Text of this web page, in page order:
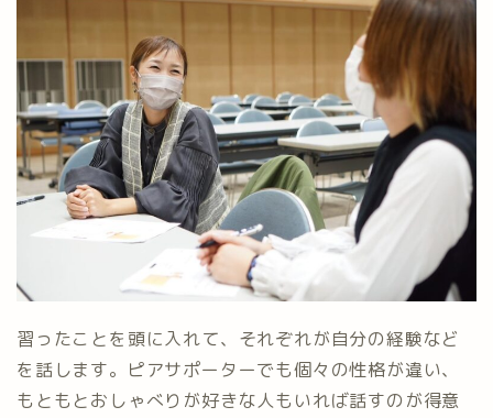
習ったことを頭に入れて、それぞれが自分の経験など
を話します。ピアサポーターでも個々の性格が違い、
もともとおしゃべりが好きな人もいれば話すのが得意